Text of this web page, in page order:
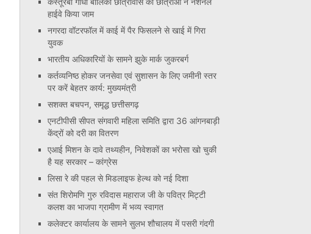
हाईवे किया जाम
नगरदा वॉटरफॉल में काई में पैर फिसलने से खाई में गिरा
युवक
भारतीय अधिकारियों के सामने झुके मार्क जुकरबर्ग
कर्तव्यनिष्ठ होकर जनसेवा एवं सुशासन के लिए जमीनी स्तर
पर करें बेहतर कार्य: मुख्यमंत्री
सशक्त बचपन, समृद्ध छत्तीसगढ़
एनटीपीसी सीपत संगवारी महिला समिति द्वारा 36 आंगनबाड़ी
केंद्रों को दरी का वितरण
एआई मिशन के दावे तथ्यहीन, निवेशकों का भरोसा खो चुकी
है यह सरकार – कांग्रेस
लिसा रे की पहल से मिडलाइफ हेल्थ को नई दिशा
संत शिरोमणि गुरु रविदास महाराज जी के पवित्र मिट्टी
कलश का भाजपा ग्रामीण में भव्य स्वागत
कलेक्टर कार्यालय के सामने सुलभ शौचालय में पसरी गंदगी